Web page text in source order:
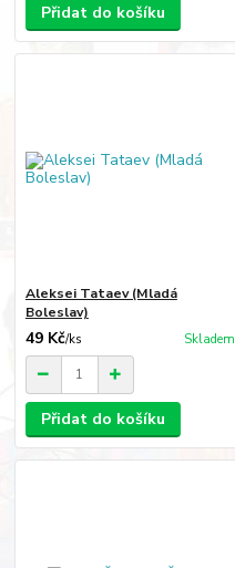
Přidat do košíku
Aleksei Tataev (Mladá
Boleslav)
49 Kč/ks Skladem
Přidat do košíku